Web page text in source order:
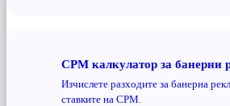
CPM калкулатор за банерни
Изчислете разходите за банерна
ставките на CPM.